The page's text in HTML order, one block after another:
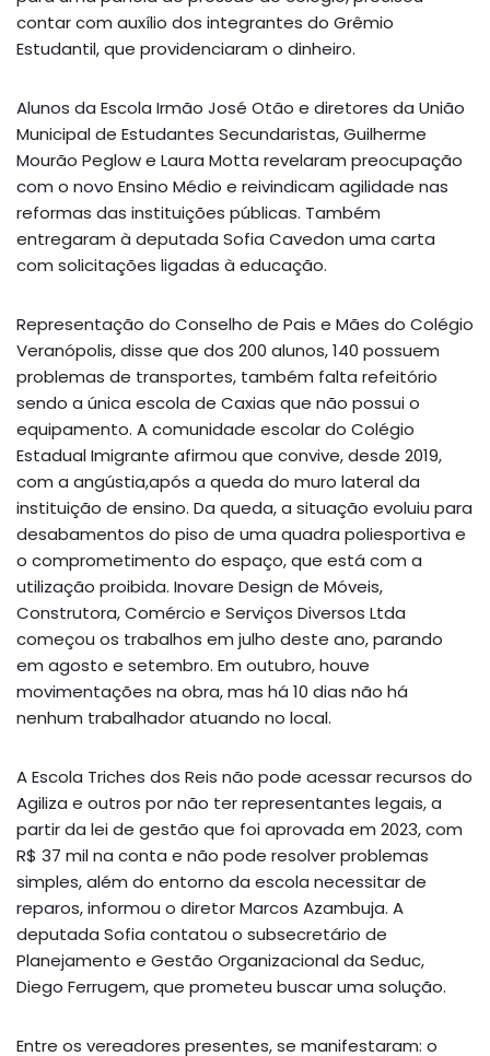
contar com auxílio dos integrantes do Grêmio
Estudantil, que providenciaram o dinheiro.
Alunos da Escola Irmão José Otão e diretores da União
Municipal de Estudantes Secundaristas, Guilherme
Mourão Peglow e Laura Motta revelaram preocupação
com o novo Ensino Médio e reivindicam agilidade nas
reformas das instituições públicas. Também
entregaram à deputada Sofia Cavedon uma carta
com solicitações ligadas à educação.
Representação do Conselho de Pais e Mães do Colégio
Veranópolis, disse que dos 200 alunos, 140 possuem
problemas de transportes, também falta refeitório
sendo a única escola de Caxias que não possui o
equipamento. A comunidade escolar do Colégio
Estadual Imigrante afirmou que convive, desde 2019,
com a angústia,após a queda do muro lateral da
instituição de ensino. Da queda, a situação evoluiu para
desabamentos do piso de uma quadra poliesportiva e
o comprometimento do espaço, que está com a
utilização proibida. Inovare Design de Móveis,
Construtora, Comércio e Serviços Diversos Ltda
começou os trabalhos em julho deste ano, parando
em agosto e setembro. Em outubro, houve
movimentações na obra, mas há 10 dias não há
nenhum trabalhador atuando no local.
A Escola Triches dos Reis não pode acessar recursos do
Agiliza e outros por não ter representantes legais, a
partir da lei de gestão que foi aprovada em 2023, com
R$ 37 mil na conta e não pode resolver problemas
simples, além do entorno da escola necessitar de
reparos, informou o diretor Marcos Azambuja. A
deputada Sofia contatou o subsecretário de
Planejamento e Gestão Organizacional da Seduc,
Diego Ferrugem, que prometeu buscar uma solução.
Entre os vereadores presentes, se manifestaram: o